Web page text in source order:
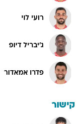
רועי לוי
ג'יבריל דיופ
פדרו אמאדור
קישור